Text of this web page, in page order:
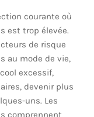
courante où
est trop élevée.
de risque
au mode de vie,
excessif,
, devenirplus
-uns. Les
comprennent